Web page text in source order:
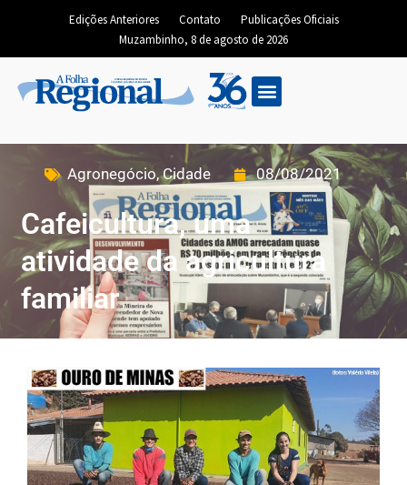
Edições Anteriores Contato
Publicações Oficiais
Muzambinho, 8 de agosto de 2026
Agronegócio,Cidade 08/08/2021
Cafeicultura, uma
atividade da agricultura
familiar